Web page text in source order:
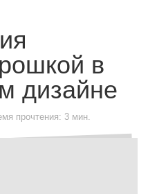
в
дизайне
прочтения: 3 мин.